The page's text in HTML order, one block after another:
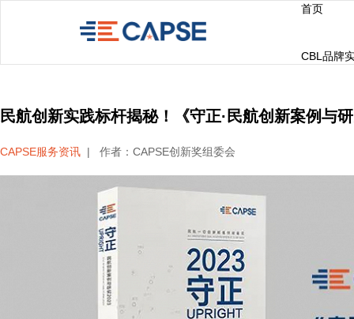
首页
CBL品牌
民航创新实践标杆揭秘！《守正·民航创新案例与
CAPSE服务资讯 | 作者：CAPSE创新奖组委会